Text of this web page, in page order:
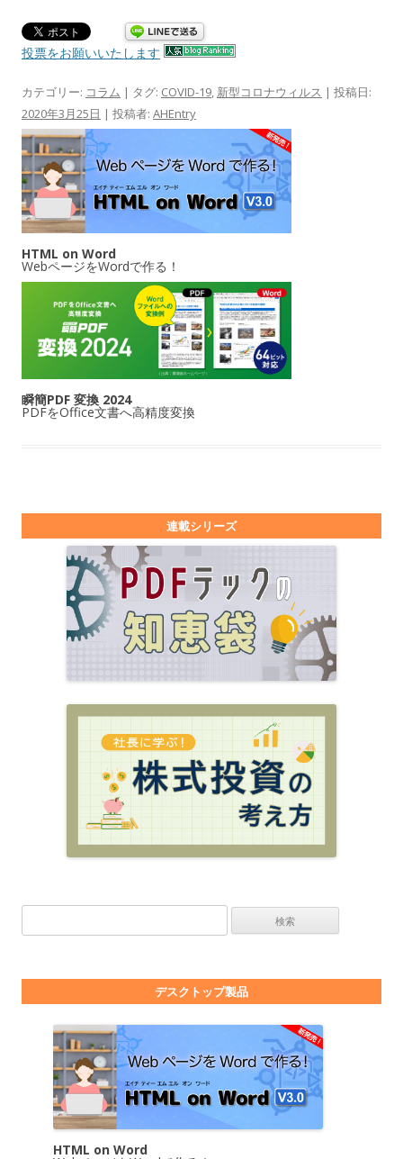
投票をお願いいたします
カテゴリー: コラム | タグ: COVID-19, 新型コロナウィルス | 投稿日:
2020年3月25日 | 投稿者: AHEntry
HTML on Word
WebページをWordで作る！
瞬簡PDF 変換 2024
PDFをOffice文書へ高精度変換
連載シリーズ
デスクトップ製品
HTML on Word